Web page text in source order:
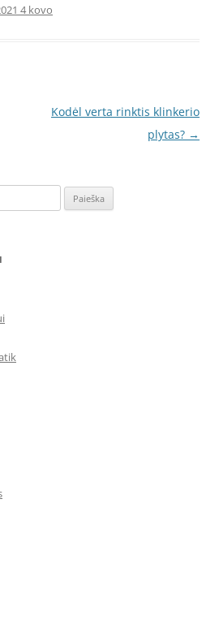
4 kovo
Kodėl verta rinktis klinkerio
plytas? →